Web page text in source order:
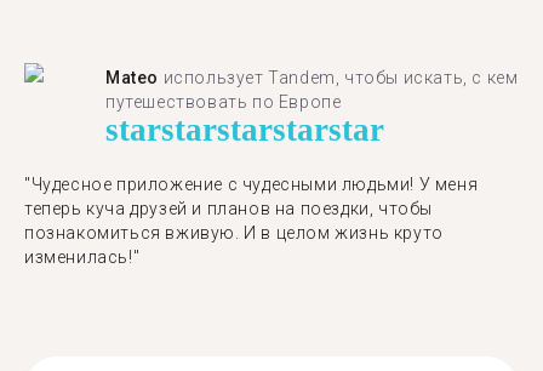
Mateo использует Tandem, чтобы искать, с кем
путешествовать по Европе
starstarstarstarstar
"Чудесное приложение с чудесными людьми! У меня
теперь куча друзей и планов на поездки, чтобы
познакомиться вживую. И в целом жизнь круто
изменилась!"